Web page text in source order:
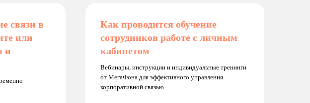
связи в
или
и
Как проводится обучение
сотрудников работе с личным
кабинетом
Вебинары, инструкции и индивидуальные тренинги
от МегаФона для эффективного управления
корпоративной связью